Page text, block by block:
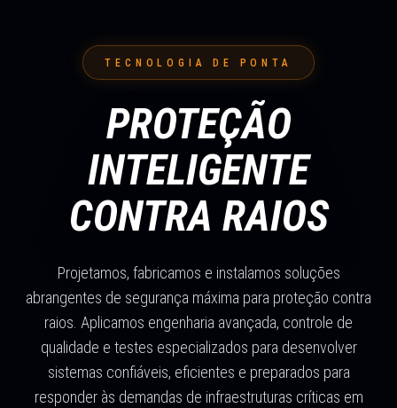
TECNOLOGIA DE PONTA
PROTEÇÃO
INTELIGENTE
CONTRA RAIOS
Projetamos, fabricamos e instalamos soluções
abrangentes de segurança máxima para proteção contra
raios. Aplicamos engenharia avançada, controle de
qualidade e testes especializados para desenvolver
sistemas confiáveis, eficientes e preparados para
responder às demandas de infraestruturas críticas em